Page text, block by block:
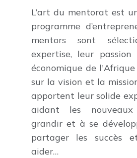
L’art du mentorat est
programme
mentors sont
expertise, leur
économique de
sur la vision et la
apportent leur solide
aidant les
grandir et à se
partager les succès
aider…